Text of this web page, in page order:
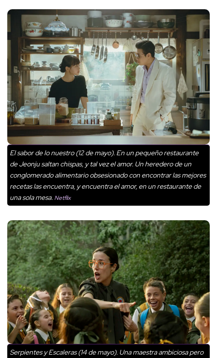
El sabor de lo nuestro (12 de mayo). En un pequeño restaurante
de Jeonju saltan chispas, y tal vez el amor. Un heredero de un
conglomerado alimentario obsesionado con encontrar las mejores
recetas las encuentra, y encuentra el amor, en un restaurante de
una sola mesa. Netflix
Serpientes y Escaleras (14 de mayo). Una maestra ambiciosa pero